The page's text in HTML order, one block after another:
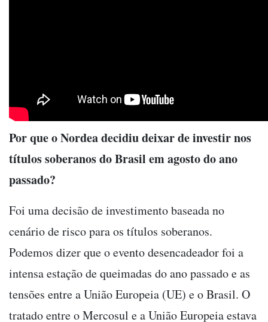
Por que o Nordea decidiu deixar de investir nos
títulos soberanos do Brasil em agosto do ano
passado?
Foi uma decisão de investimento baseada no
cenário de risco para os títulos soberanos.
Podemos dizer que o evento desencadeador foi a
intensa estação de queimadas do ano passado e as
tensões entre a União Europeia (UE) e o Brasil. O
tratado entre o Mercosul e a União Europeia estava